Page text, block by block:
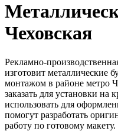
Чеховская
Рекламно-
изготовит металлические
монтажом в районе метро
заказать для установки на
использовать для
помогут разработать
работу по готовому макету.